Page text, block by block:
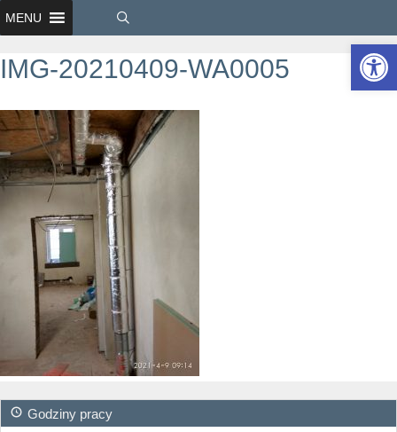
MENU
IMG-20210409-WA0005
Godziny pracy